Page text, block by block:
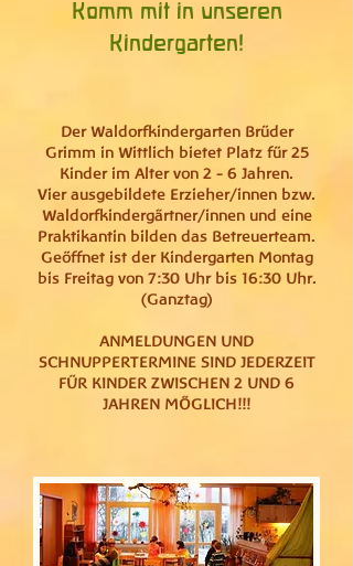
Komm mit in unseren
Kindergarten!
Der Waldorfkindergarten Brüder
Grimm in Wittlich bietet Platz für 25
Kinder im Alter von 2 - 6 Jahren.
Vier ausgebildete Erzieher/innen bzw.
Waldorfkindergärtner/innen und eine
Praktikantin bilden das Betreuerteam.
Geöffnet ist der Kindergarten Montag
bis Freitag von7:30 Uhr bis 16:30 Uhr.
(Ganztag)
ANMELDUNGEN UND
SCHNUPPERTERMINE SIND JEDERZEIT
FÜR KINDER ZWISCHEN 2 UND 6
JAHREN MÖGLICH!!!